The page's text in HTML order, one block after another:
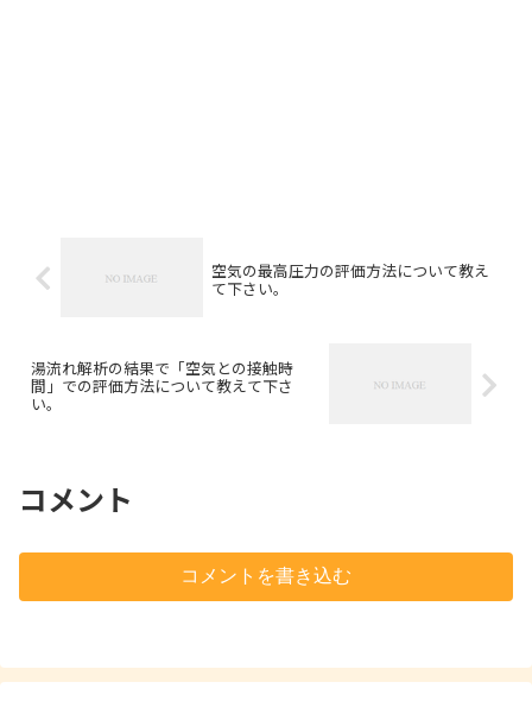
空気の最高圧力の評価方法について教え
て下さい。
湯流れ解析の結果で「空気との接触時
間」での評価方法について教えて下さ
い。
コメント
コメントを書き込む